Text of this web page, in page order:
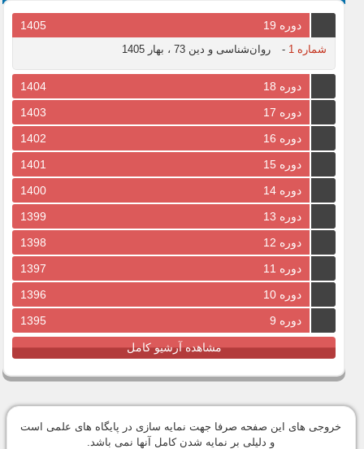
دوره 19 1405
شماره 1 - روان‌شناسی و دین 73 ، بهار 1405
دوره 18
1404
دوره 17
1403
دوره 16
1402
دوره 15
1401
دوره 14
1400
دوره 13
1399
دوره 12
1398
دوره 11
1397
دوره 10
1396
دوره 9
1395
مشاهده آرشیو کامل
خروجی های این صفحه صرفا جهت نمایه سازی در پایگاه های علمی است
و دلیلی بر نمایه شدن کامل آنها نمی باشد.